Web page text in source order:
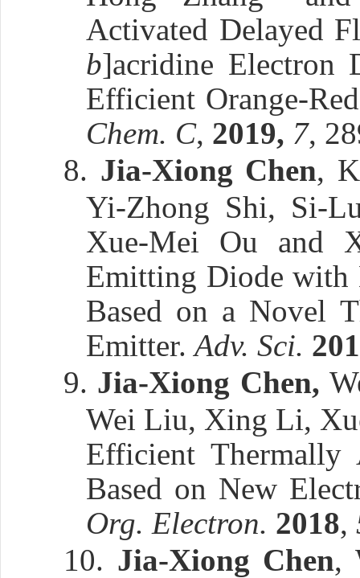
Activated Delayed
b]acridine Electron
Efficient Orange-
Chem. C, 2019, 7,
8. Jia-Xiong Chen,
Yi-Zhong Shi, Si-
Xue-Mei Ou and
Emitting Diode with
Based on a Novel
Emitter. Adv. Sci.
9. Jia-Xiong Chen,
Wei Liu, Xing Li,
Efficient Thermally
Based on New
Org. Electron. 2018,
10. Jia-Xiong Chen,